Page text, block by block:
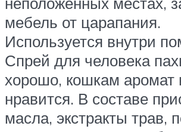
мебель от царапания.
Используется внутри
Спрей для человека
хорошо, кошкам аромат
нравится. В составе
масла, экстракты трав,